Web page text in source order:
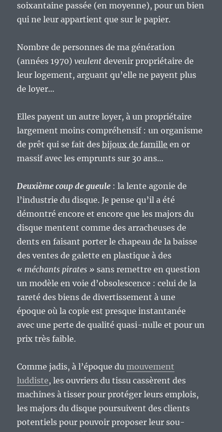
soixantaine passée (en moyenne), pour un bien
qui ne leur appartient que sur le papier.
Nombre de personnes de ma génération
(années 1970)veulent devenir propriétaire de
leur logement, arguant qu’elle ne payent plus
de loyer…
Elles payent un autre loyer, à un propriétaire
largement moins compréhensif : un organisme
de prêt qui se fait desbijoux de famille en or
massif avec les emprunts sur 30 ans…
Deuxième coup de gueule : la lente agonie de
l’industrie du disque. Je pense qu’il a été
démontré encore et encore que les majors du
disque mentent comme des arracheuses de
dents en faisant porter le chapeau de la baisse
des ventes de galette en plastique à des
« méchants pirates » sans remettre en question
un modèle en voie d’obsolescence : celui de la
rareté des biens de divertissement à une
époque où la copie est presque instantanée
avec une perte de qualité quasi-nulle et pour un
prix très faible.
Comme jadis, à l’époque dumouvement
luddiste, les ouvriers du tissu cassèrent des
machines à tisser pour protéger leurs emplois,
les majors du disque poursuivent des clients
potentiels pour pouvoir proposer leur sou-